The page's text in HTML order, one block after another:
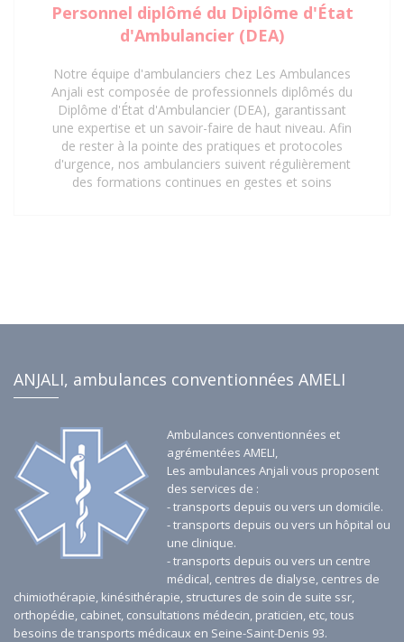
Personnel diplômé du Diplôme d'État
d'Ambulancier (DEA)
Notre équipe d'ambulanciers chez Les Ambulances
Anjali est composée de professionnels diplômés du
Diplôme d'État d'Ambulancier (DEA), garantissant
une expertise et un savoir-faire de haut niveau. Afin
de rester à la pointe des pratiques et protocoles
d'urgence, nos ambulanciers suivent régulièrement
des formations continues en gestes et soins
ANJALI, ambulances conventionnées AMELI
Ambulances conventionnées et
agrémentées AMELI,
Les ambulances Anjali vous proposent
des services de :
- transports depuis ou vers un domicile.
- transports depuis ou vers un hôpital ou
une clinique.
- transports depuis ou vers un centre
médical, centres de dialyse, centres de
chimiothérapie, kinésithérapie, structures de soin de suite ssr,
orthopédie, cabinet, consultations médecin, praticien, etc, tous
besoins de transports médicaux en Seine-Saint-Denis 93.